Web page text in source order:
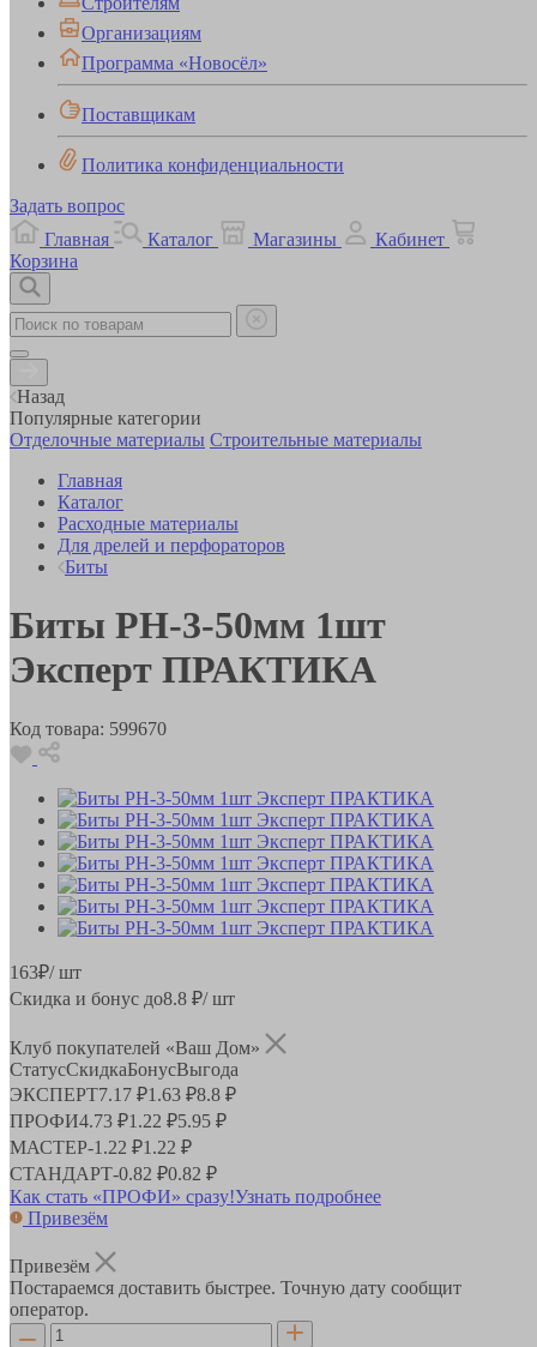
Организациям
Программа «Новосёл»
Поставщикам
Политика конфиденциальности
Задать вопрос
Главная
Каталог Магазины
Кабинет
Корзина
Назад
Популярные категории
Отделочные материалы Строительные материалы
Главная
Каталог
Расходные материалы
Для дрелей и перфораторов
Биты
Биты PH-3-50мм 1шт
Эксперт ПРАКТИКА
Код товара: 599670
163₽/ шт
Скидка и бонус до8.8 ₽/ шт
Клуб покупателей «Ваш Дом»
СтатусСкидкаБонусВыгода
ЭКСПЕРТ7.17 ₽1.63 ₽8.8 ₽
ПРОФИ4.73 ₽1.22 ₽5.95 ₽
МАСТЕР-1.22 ₽1.22 ₽
СТАНДАРТ-0.82 ₽0.82 ₽
Как стать «ПРОФИ» сразу!Узнать подробнее
Привезём
Привезём
Постараемся доставить быстрее. Точную дату сообщит
оператор.